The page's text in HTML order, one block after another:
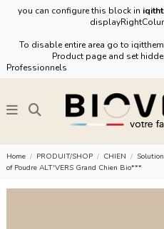
you can configure this block in
To disable entire area go to
Product page and set
Professionnels
Home PRODUIT/SHOP CHIEN
of Poudre ALT'VERS Grand Chien Bio***